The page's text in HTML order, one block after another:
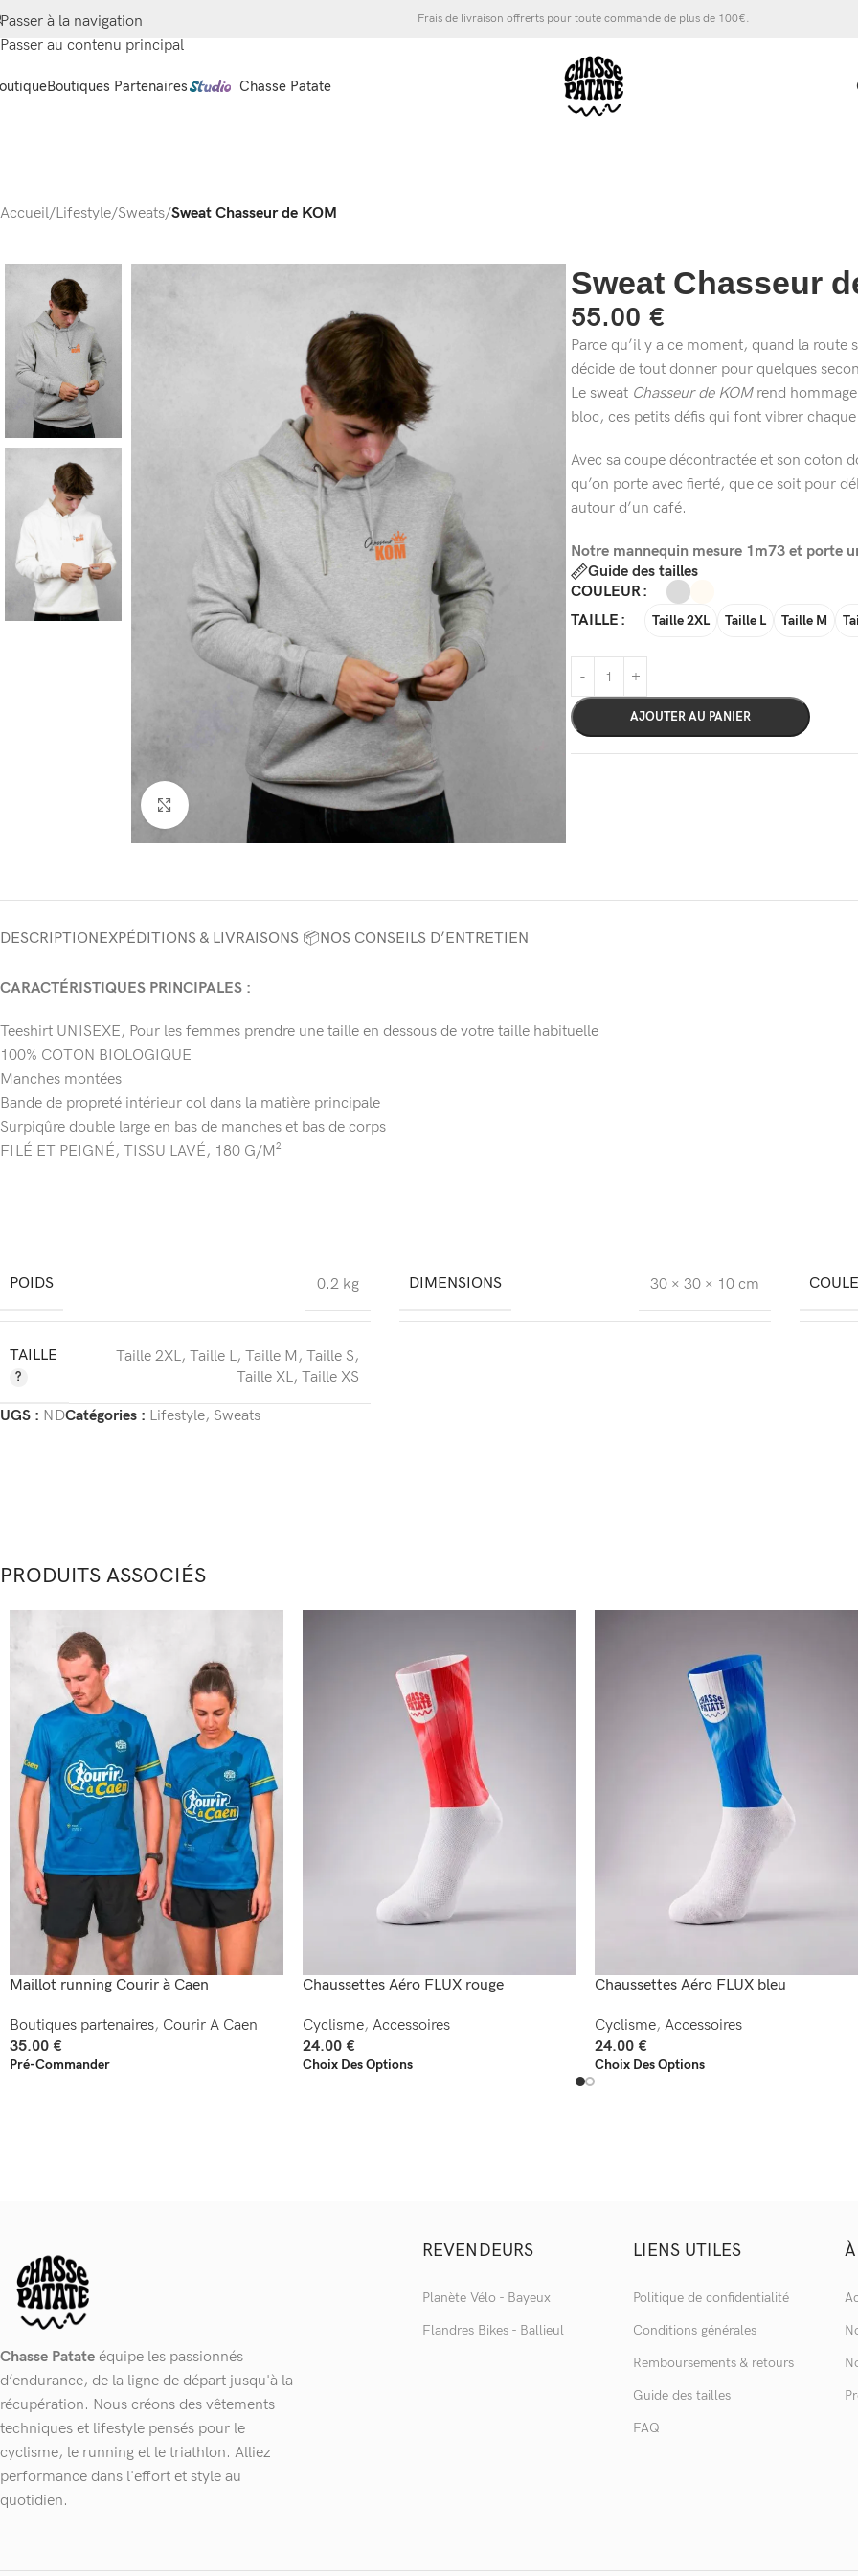
Passer à la navigation
Passer au contenu principal
Frais de livraison offrerts pour toute commande de plus de 100€.
Boutiques Partenaires Chasse Patate
Accueil/Lifestyle/Sweats/Sweat Chasseur de KOM
Cliquez pour agrandir
Sweat Chasseur
55.00 €
Parce qu’il y a ce moment, quand la route
décide de tout donner pour quelques
Le sweat Chasseur de KOMrend hommage
bloc, ces petits défis qui font vibrer
Avec sa coupe décontractée et son coton
qu’on porte avec fierté, que ce soit pour
autour d’un café.
Notre mannequin mesure 1m73 et porte
Guide des tailles
COULEUR
TAILLE
Taille 2XL Taille L Taille M
AJOUTER AU PANIER
DESCRIPTIONEXPÉDITIONS & LIVRAISONS 📦NOS CONSEILS D’ENTRETIEN
CARACTÉRISTIQUES PRINCIPALES :
Teeshirt UNISEXE, Pour les femmes prendre une taille en dessous de votre taille habituelle
100% COTON BIOLOGIQUE
Manches montées
Bande de propreté intérieur col dans la matière principale
Surpiqûre double large en bas de manches et bas de corps
FILÉ ET PEIGNÉ, TISSU LAVÉ, 180 G/M²
POIDS 0.2 kg DIMENSIONS 30 × 30 × 10 cm
TAILLE Taille 2XL,Taille L,Taille M,Taille S,
Taille XL,Taille XS
UGS : NDCatégories : Lifestyle, Sweats
PRODUITS ASSOCIÉS
Maillot running Courir à Caen
Boutiques partenaires, Courir A Caen
35.00 €
Pré-Commander
Chaussettes Aéro FLUX rouge
Cyclisme, Accessoires
24.00 €
Choix Des Options
Chaussettes Aéro FLUX bleu
Cyclisme, Accessoires
24.00 €
Choix Des Options
Chasse Patate équipe les passionnés
d’endurance, de la ligne de départ jusqu'à la
récupération. Nous créons des vêtements
techniques et lifestyle pensés pour le
cyclisme, le running et le triathlon. Alliez
performance dans l'effort et style au
quotidien.
REVENDEURS
Planète Vélo - Bayeux
Flandres Bikes - Ballieul
LIENS UTILES
Politique de confidentialité
Conditions générales
Remboursements & retours
Guide des tailles
FAQ